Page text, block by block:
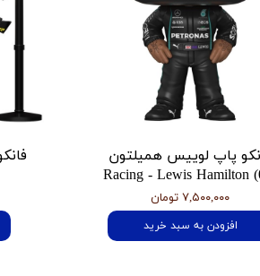
پاپ لوییس همیلتون
Racing - Lewis Hamilton
۷,۵۰۰,۰۰۰ تومان
افزودن به سبد خرید